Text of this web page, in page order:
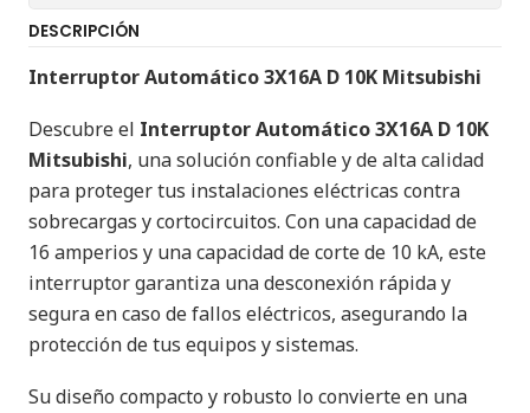
DESCRIPCIÓN
Interruptor Automático 3X16A D 10K Mitsubishi
Descubre el Interruptor Automático 3X16A D 10K
Mitsubishi, una solución confiable y de alta calidad
para proteger tus instalaciones eléctricas contra
sobrecargas y cortocircuitos. Con una capacidad de
16 amperios y una capacidad de corte de 10 kA, este
interruptor garantiza una desconexión rápida y
segura en caso de fallos eléctricos, asegurando la
protección de tus equipos y sistemas.
Su diseño compacto y robusto lo convierte en una